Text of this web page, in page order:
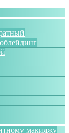
макияжу